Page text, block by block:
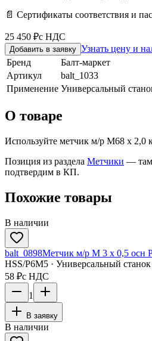
📄 Сертификаты соответствия и
25 450 ₽с НДС
Добавить в заявку Узнать цену и
Бренд
Балт-маркет
Артикул
balt_1033
Применение Универсальный
О товаре
Используйте метчик м/р М68 х 2,0
Позиция из раздела Метчики — там
подтвердим в КП.
Похожие товары
В наличии
balt_0898Метчик м/р М 3 х 0,5 осн
HSS/Р6М5 · Универсальный станок
58 ₽с НДС
1
В заявку
В наличии